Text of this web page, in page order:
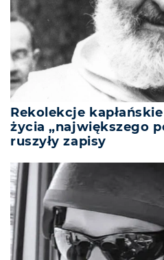
Rekolekcje
życia „największego
ruszyły zapisy